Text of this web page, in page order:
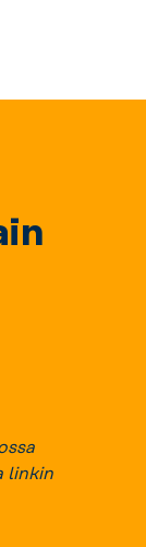
linkin